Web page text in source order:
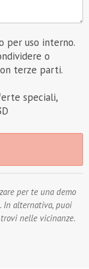
per uso interno.
o
terze parti.
speciali,
per te una demo
In alternativa, puoi
nelle vicinanze.